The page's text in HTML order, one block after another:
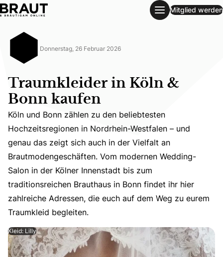
Mitglied werden
Donnerstag, 26 Februar 2026
Traumkleider in Köln &
Bonn kaufen
Köln und Bonn zählen zu den beliebtesten
Köln und Bonn zählen zu den beliebtesten
Hochzeitsregionen in Nordrhein-Westfalen – und
genau das zeigt sich auch in der Vielfalt an
Brautmodengeschäften. Vom modernen Wedding-
Salon in der Kölner Innenstadt bis zum
traditionsreichen Brauthaus in Bonn findet ihr hier
zahlreiche Adressen, die euch auf dem Weg zu eurem
Traumkleid begleiten.
Kleid: Lilly